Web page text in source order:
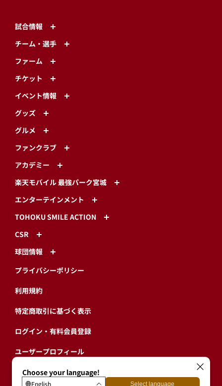
試合情報
チーム・選手
ファーム
チケット
イベント情報
グッズ
グルメ
ファンクラブ
アカデミー
楽天モバイル 最強パーク宮城
エンターテインメント
TOHOKU SMILE ACTION
CSR
球団情報
プライバシーポリシー
利用規約
特定商取引に基づく表示
ログイン・有料会員登録
ユーザープロフィール
会員情報引継ぎ